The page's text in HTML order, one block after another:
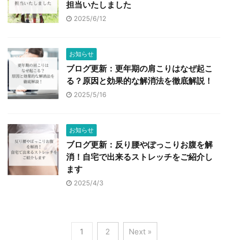
担当いたしました
2025/6/12
お知らせ
ブログ更新：更年期の肩こりはなぜ起こ
る？原因と効果的な解消法を徹底解説！
2025/5/16
お知らせ
ブログ更新：反り腰やぽっこりお腹を解
消！自宅で出来るストレッチをご紹介し
ます
2025/4/3
1 2 Next »